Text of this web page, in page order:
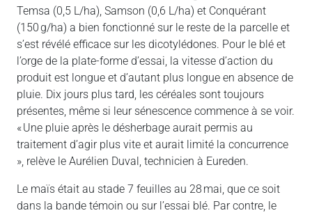
Temsa (0,5 L/ha), Samson (0,6 L/ha) et Conquérant
(150 g/ha) a bien fonctionné sur le reste de la parcelle et
s’est révélé efficace sur les dicotylédones. Pour le blé et
l’orge de la plate-forme d’essai, la vitesse d’action du
produit est longue et d’autant plus longue en absence de
pluie. Dix jours plus tard, les céréales sont toujours
présentes, même si leur sénescence commence à se voir.
« Une pluie après le désherbage aurait permis au
traitement d’agir plus vite et aurait limité la concurrence
», relève le Aurélien Duval, technicien à Eureden.
Le maïs était au stade 7 feuilles au 28 mai, que ce soit
dans la bande témoin ou sur l’essai blé. Par contre, le